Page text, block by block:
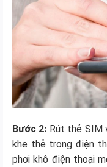
Bước 2: Rút thẻ SIM
khe thẻ trong điện
phơi khô điện thoại